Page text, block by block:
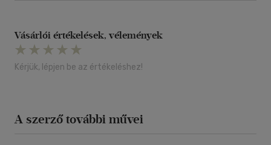
Vásárlói értékelések, vélemények
Kérjük, lépjen be az értékeléshez!
A szerző további művei